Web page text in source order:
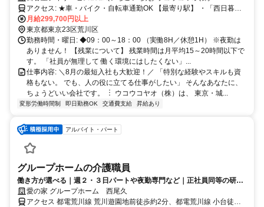
修」を取得できちゃいます！
アクセス: ★車・バイク・自転車通勤OK 【最寄り駅】 ・「西日暮里
駅」南口より徒歩5分 ・「日暮里駅」東口より徒歩6分 ・「三河島
駅」より徒歩11分 【本社（2次面接場所）】 ・「入谷駅」より徒歩3
分 ・「鶯谷駅」より徒歩9分 ・「上野駅」より徒歩11分
月給299,700円以上
東京都東京23区荒川区
勤務時間・曜日: ◆09：00～18：00 （実働8H／休憩1H） ※夜勤は
ありません！ 【残業について】 残業時間は月平均15～20時間以下で
す。 「社員が無理して 働く環境にはしたくない」...
仕事内容: ＼8月の最短入社も大歓迎！／ 「特別な経験やスキルも資
格もない。 でも、人の役に立てる仕事がしたい」 そんなあなたに、
ちょうどいい会社です。 ︙ ウコウコヤオ（株）は、 東京・城...
変形労働時間制 即日勤務OK 交通費支給 昇給あり
アルバイト・パート
グループホームの介護職員
働き方が選べる｜週２・３日パートや夜勤専門など｜正社員同等の研修
や福利厚生あり♪
愛の家 グループホーム 西尾久
アクセス 都電荒川線 荒川遊園地前徒歩約2分、都電荒川線 小台徒歩